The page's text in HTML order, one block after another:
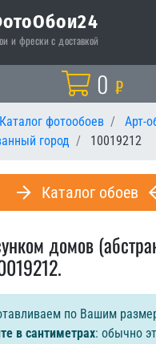
и фрески с доставкой
Корзина
0 ₽
Каталог фотообоев
Арт-
город
10019212
Каталог обоев
домов
по Вашим
в сантиметрах: обычно